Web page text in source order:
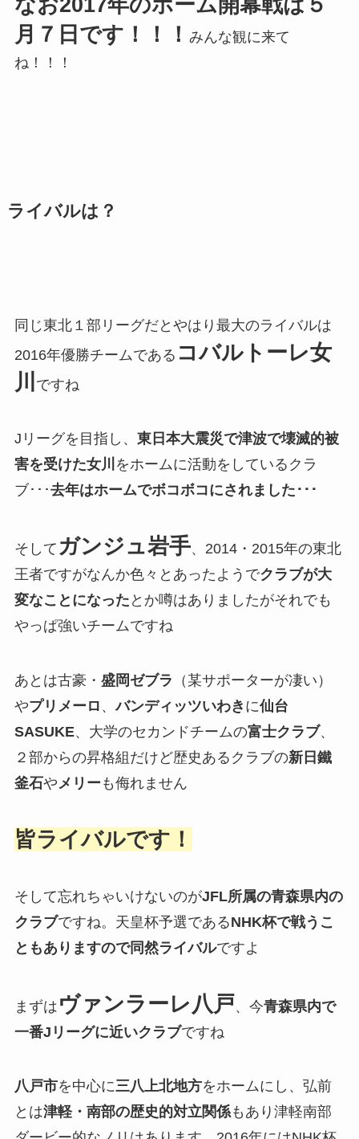
月７日です！！！ みんな観に来て
ね！！！
ライバルは？
同じ東北１部リーグだとやはり最大のライバルは
2016年優勝チームである コバルトーレ女
川 ですね
Jリーグを目指し、 東日本大震災で津波で壊滅的被
害を受けた女川 をホームに活動をしているクラ
ブ･･･去年はホームでボコボコにされました･･･
そして ガンジュ岩手、2014・2015年の東北
王者ですがなんか色々とあったようでクラブが大
変なことになった とか噂はありましたがそれでも
やっぱ強いチームですね
あとは古豪・ 盛岡ゼブラ （某サポーターが凄い）
やプリメーロ 、バンディッツいわき に仙台
SASUKE、大学のセカンドチームの富士クラブ、
２部からの昇格組だけど歴史あるクラブの新日鐵
釜石やメリー も侮れません
皆ライバルです！
そして忘れちゃいけないのがJFL所属の青森県内の
クラブですね。天皇杯予選であるNHK杯で戦うこ
ともありますので同然ライバルですよ
まずは ヴァンラーレ八戸、今青森県内で
一番Jリーグに近いクラブですね
八戸市を中心に三八上北地方をホームにし、弘前
とは津軽・南部の歴史的対立関係もあり津軽南部